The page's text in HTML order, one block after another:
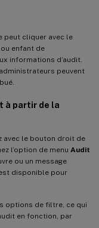
peut cliquer avec le
enfant de
informations d’audit.
peuvent
à partir de la
avec le bouton droit de
l’option de menu Audit
ou un message
disponible pour
options de filtre, ce qui
en fonction, par